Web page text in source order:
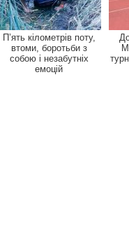
П’ять кілометрів поту,
втоми, боротьби з
собою і незабутніх
емоцій